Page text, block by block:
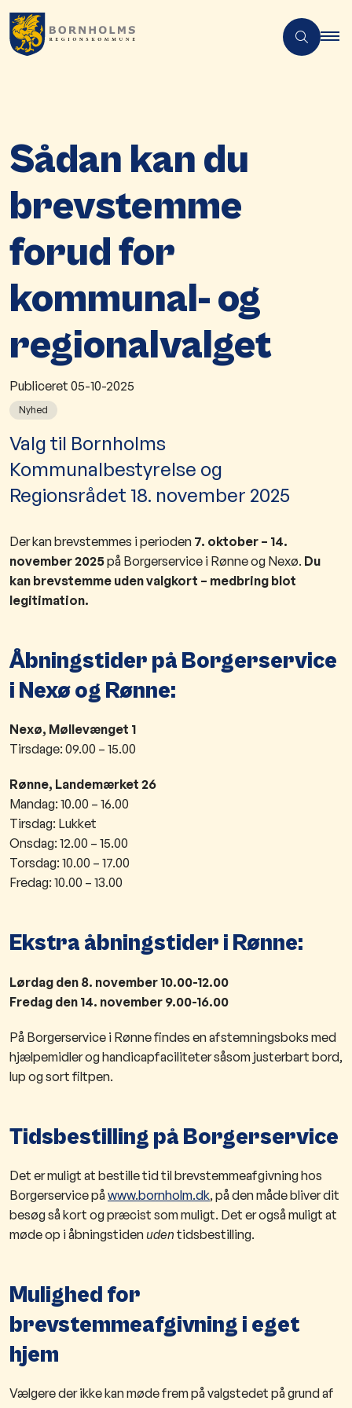
Sådan kan du
brevstemme
forud for
kommunal- og
regionalvalget
Publiceret 05-10-2025
Nyhed
​Valg til Bornholms
Kommunalbestyrelse og
Regionsrådet 18. november 2025
Der kan brevstemmes i perioden 7. oktober – 14.
november 2025på Borgerservice i Rønne og Nexø. Du
kan brevstemme uden valgkort – medbring blot
legitimation.
Åbningstider på Borgerservice
i Nexø og Rønne:
Nexø, Møllevænget 1
Tirsdage: 09.00 – 15.00
Rønne, Landemærket 26
Mandag: 10.00 – 16.00
Tirsdag: Lukket
Onsdag: 12.00 – 15.00
Torsdag: 10.00 – 17.00
Fredag: 10.00 – 13.00
Ekstra åbningstider i Rønne:
Lørdag den 8. november 10.00-12.00
Fredag den 14. november 9.00-16.00
​På Borgerservice i Rønne findes en afstemningsboks med
hjælpemidler og handicapfaciliteter såsom justerbart bord,
lup og sort filtpen.
Tidsbestilling på Borgerservice
Det er muligt at bestille tid til brevstemmeafgivning hos
Borgerservice påwww.bornholm.dk, på den måde bliver dit
besøg så kort og præcist som muligt. Det er også muligt at
møde op i åbningstidenuden tidsbestilling.
Mulighed for
brevstemmeafgivning i eget
hjem
Vælgere der ikke kan møde frem på valgstedet på grund af